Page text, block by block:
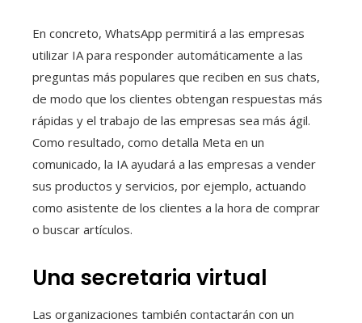
En concreto, WhatsApp permitirá a las empresas
utilizar IA para responder automáticamente a las
preguntas más populares que reciben en sus chats,
de modo que los clientes obtengan respuestas más
rápidas y el trabajo de las empresas sea más ágil.
Como resultado, como detalla Meta en un
comunicado, la IA ayudará a las empresas a vender
sus productos y servicios, por ejemplo, actuando
como asistente de los clientes a la hora de comprar
o buscar artículos.
Una secretaria virtual
Las organizaciones también contactarán con un